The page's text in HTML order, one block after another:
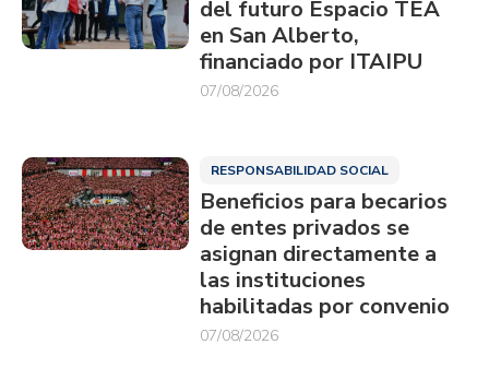
del futuro Espacio TEA
en San Alberto,
financiado por ITAIPU
07/08/2026
RESPONSABILIDAD SOCIAL
Beneficios para becarios
de entes privados se
asignan directamente a
las instituciones
habilitadas por convenio
07/08/2026